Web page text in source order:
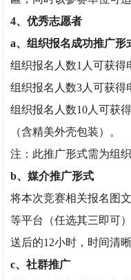
4、优秀志愿者
a、组织报名成功推广形
组织报名人数1人可获得
组织报名人数3人可获得
组织报名人数10人可获
（含精美外壳包装）。
注：此推广形式需为组
b、媒介推广形式
将本次竞赛相关报名图
等平台（任选其三即可
送后的12小时，时间清晰
c、社群推广